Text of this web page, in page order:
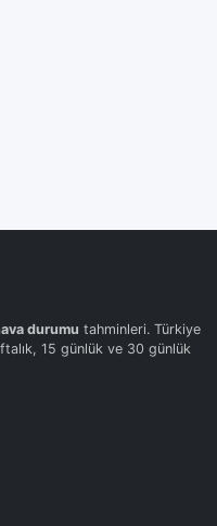
durumu tahminleri. Türkiye
15 günlük ve 30 günlük